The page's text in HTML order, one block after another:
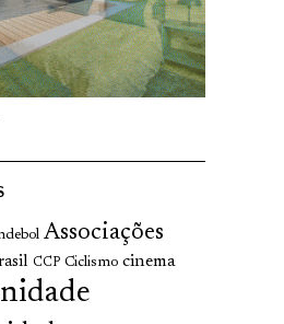
Associações
CCP Ciclismo cinema